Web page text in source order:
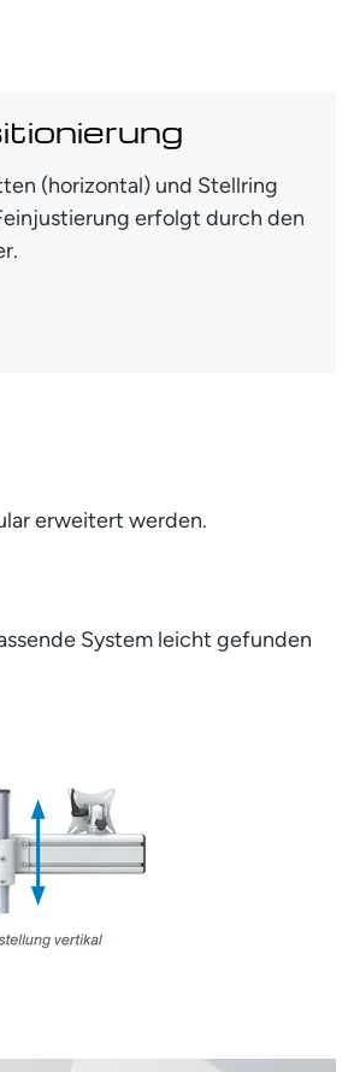
(horizontal) und Stellring
erfolgt durch den
erweitert werden.
System leicht gefunden